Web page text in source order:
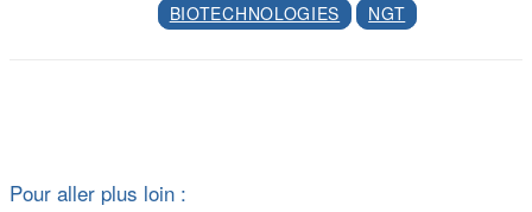
BIOTECHNOLOGIES NGT
Pour aller plus loin :